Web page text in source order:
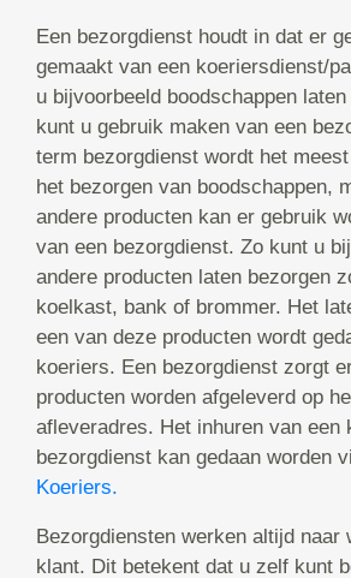
Een bezorgdienst houdt in dat er
gemaakt van een koeriersdienst/
u bijvoorbeeld boodschappen
kunt u gebruik maken van een
term bezorgdienst wordt het
het bezorgen van boodschappen,
andere producten kan er gebruik
van een bezorgdienst. Zo kunt u
andere producten laten bezorgen
koelkast, bank of brommer. Het
een van deze producten wordt
koeriers. Een bezorgdienst zorgt
producten worden afgeleverd op
afleveradres. Het inhuren van een
bezorgdienst kan gedaan worden
Koeriers.
Bezorgdiensten werken altijd naar
klant. Dit betekent dat u zelf kunt